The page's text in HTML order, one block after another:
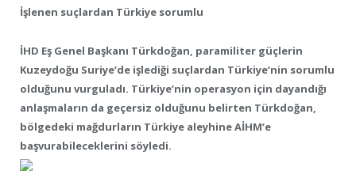
İşlenen suçlardan Türkiye sorumlu
İHD Eş Genel Başkanı Türkdoğan, paramiliter güçlerin
Kuzeydoğu Suriye’de işlediği suçlardan Türkiye’nin sorumlu
olduğunu vurguladı. Türkiye’nin operasyon için dayandığı
anlaşmaların da geçersiz olduğunu belirten Türkdoğan,
bölgedeki mağdurların Türkiye aleyhine AİHM’e
başvurabileceklerini söyledi.